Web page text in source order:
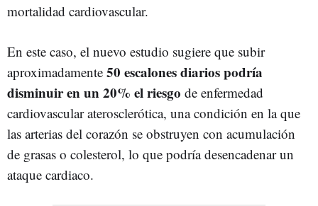
mortalidad cardiovascular.
En este caso, el nuevo estudio sugiere que subir
aproximadamente 50 escalones diarios podría
disminuir en un 20% el riesgo de enfermedad
cardiovascular aterosclerótica, una condición en la que
las arterias del corazón se obstruyen con acumulación
de grasas o colesterol, lo que podría desencadenar un
ataque cardiaco.